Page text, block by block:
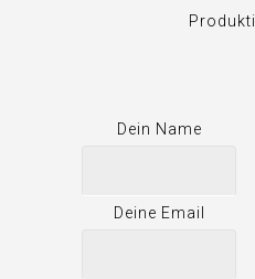
Dein Name
Deine Email